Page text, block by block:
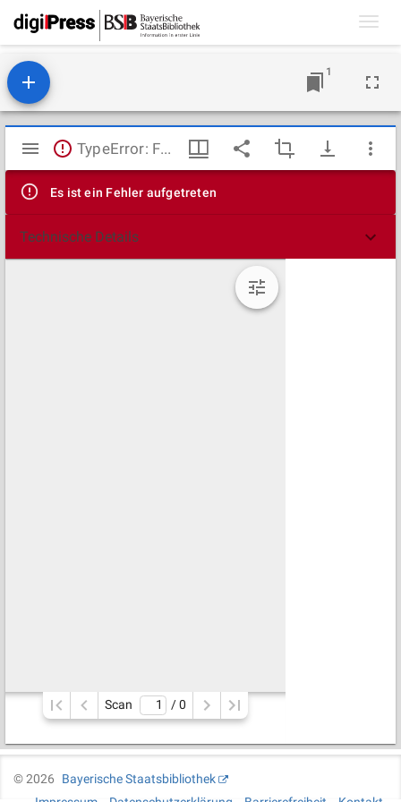
1
Mirador
Viewer
TypeError: Failed to fetch
Es ist ein Fehler aufgetreten
Technische Details
Scan / 0
©2026
Bayerische Staatsbibliothek